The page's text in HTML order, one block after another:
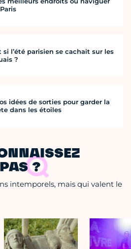
si l’été parisien se cachait sur les
?
idées de sorties pour garder la
dans les étoiles
?
intemporels, mais qui valent le